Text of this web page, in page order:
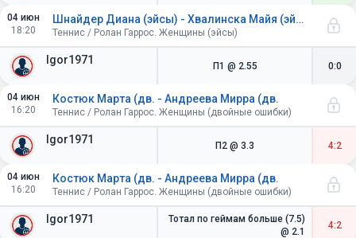
04 июн
18:20
Igor1971
Шнайдер Диана (эйсы) - Хвалинска Майя (эйсы)
Теннис / Ролан Гаррос. Женщины (эйсы)
П1 @ 2.55 0:0
04 июн
16:20
Igor1971
Костюк Марта (дв. - Андреева Мирра (дв.
Теннис / Ролан Гаррос. Женщины (двойные ошибки)
П2 @ 3.3 4:2
04 июн
16:20
Igor1971
Костюк Марта (дв. - Андреева Мирра (дв.
Теннис / Ролан Гаррос. Женщины (двойные ошибки)
Тотал по геймам больше (7.5)
@ 2.1
4:2